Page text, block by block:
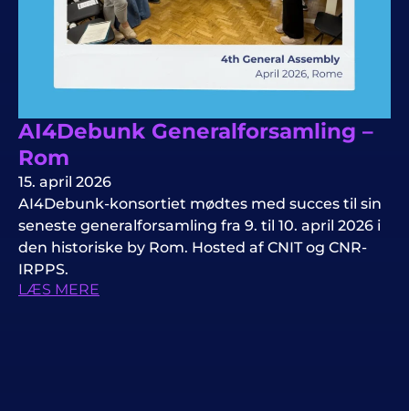
AI4Debunk Generalforsamling –
Rom
15. april 2026
AI4Debunk-konsortiet mødtes med succes til sin
seneste generalforsamling fra 9. til 10. april 2026 i
den historiske by Rom. Hosted af CNIT og CNR-
IRPPS.
LÆS MERE